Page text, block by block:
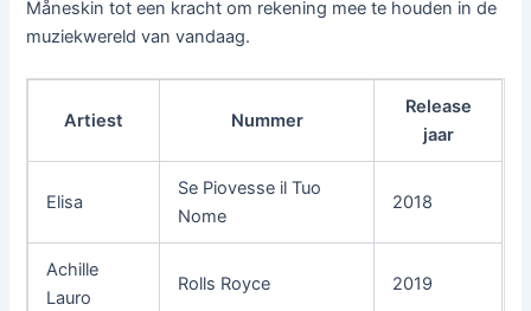
Måneskin tot een kracht om rekening mee te houden in de
muziekwereld van vandaag.
Artiest Nummer
Release
jaar
Elisa
Se Piovesse il Tuo
Nome
2018
Achille
Lauro
Rolls Royce 2019